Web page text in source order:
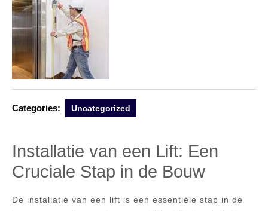
Categories: Uncategorized
Installatie van een Lift: Een
Cruciale Stap in de Bouw
De installatie van een lift is een essentiële stap in de